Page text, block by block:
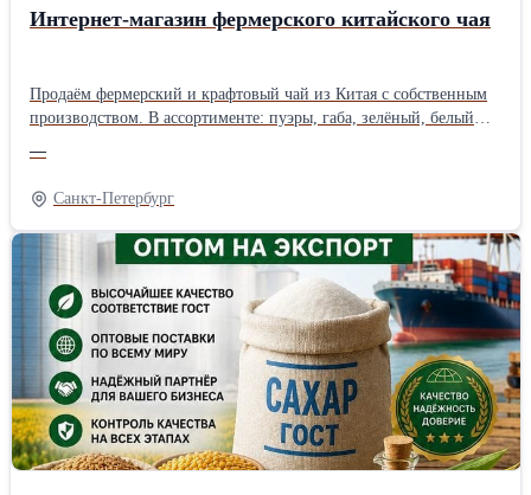
Интернет-магазин фермерского китайского чая
Продаём фермерский и крафтовый чай из Китая с собственным
производством. В ассортименте: пуэры, габа, зелёный, белый
производства делается в ограниченном тираже — только
качественное сырьё и авторские рецептуры. Бесплатная доставка
по России от 1 500 ₽. Оплата долями. Скидки в разделе
«Акции».
—
Санкт-Петербург